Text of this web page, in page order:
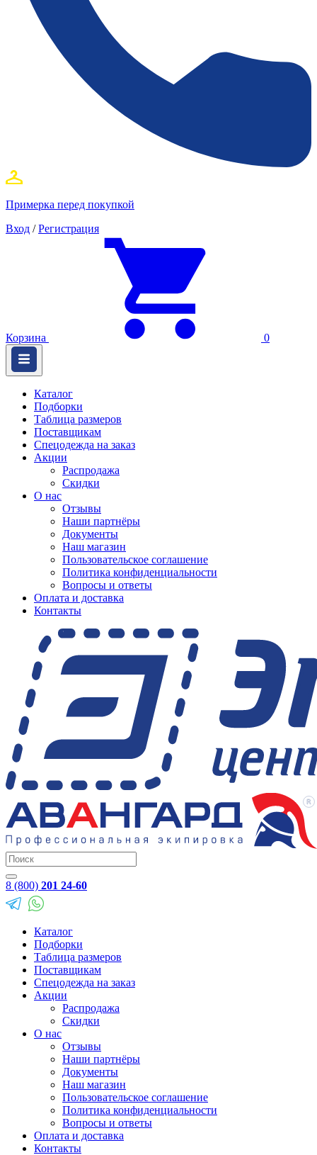
Примерка перед покупкой
Вход / Регистрация
Корзина 0
Каталог
Подборки
Таблица размеров
Поставщикам
Спецодежда на заказ
Акции
Распродажа
Скидки
О нас
Отзывы
Наши партнёры
Документы
Наш магазин
Пользовательское соглашение
Политика конфиденциальности
Вопросы и ответы
Оплата и доставка
Контакты
8 (800) 201 24-60
Каталог
Подборки
Таблица размеров
Поставщикам
Спецодежда на заказ
Акции
Распродажа
Скидки
О нас
Отзывы
Наши партнёры
Документы
Наш магазин
Пользовательское соглашение
Политика конфиденциальности
Вопросы и ответы
Оплата и доставка
Контакты